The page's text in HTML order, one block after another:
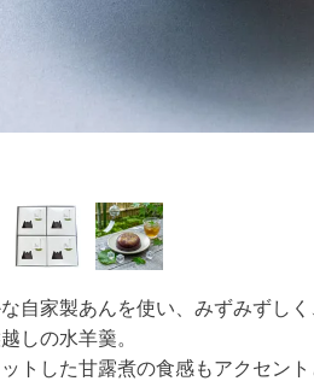
自家製あんを使い、みずみずし
しの水羊羹。
トした甘露煮の食感もアクセント